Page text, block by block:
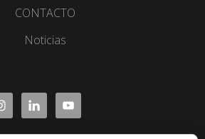
CONTACTO
Noticias